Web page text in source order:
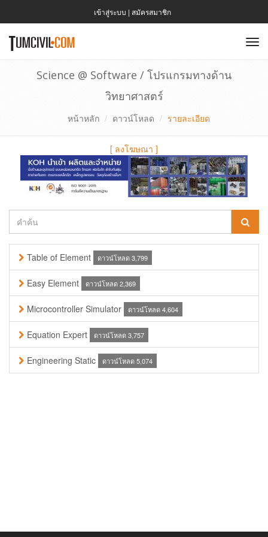
เข้าสู่ระบบ | สมัครสมาชิก
Science @ Software / โปรแกรมทางด้าน
วิทยาศาสตร์
หน้าหลัก ดาวน์โหลด รายละเอียด
[ ลงโฆษณา ]
Table of Element ดาวน์โหลด 3,799
Easy Element ดาวน์โหลด 2,369
Microcontroller Simulator ดาวน์โหลด 4,604
Equation Expert ดาวน์โหลด 3,757
Engineering Static ดาวน์โหลด 5,074